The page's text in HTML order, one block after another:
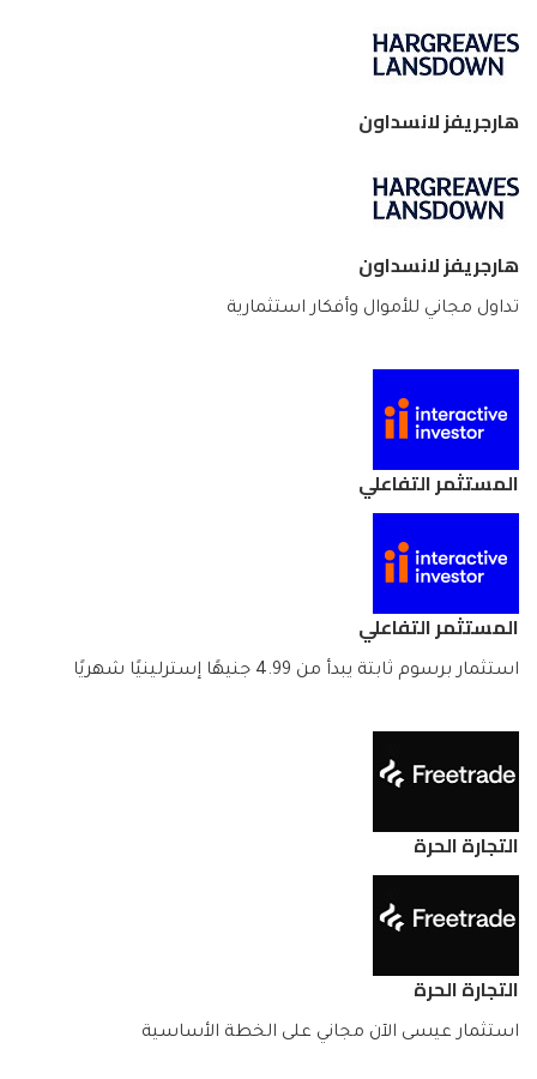
هارجريفز لانسداون
هارجريفز لانسداون
تداول مجاني للأموال وأفكار استثمارية
المستثمر التفاعلي
المستثمر التفاعلي
استثمار برسوم ثابتة يبدأ من 4.99 جنيهًا إسترلينيًا شهريًا
التجارة الحرة
التجارة الحرة
استثمار عيسى الآن مجاني على الخطة الأساسية